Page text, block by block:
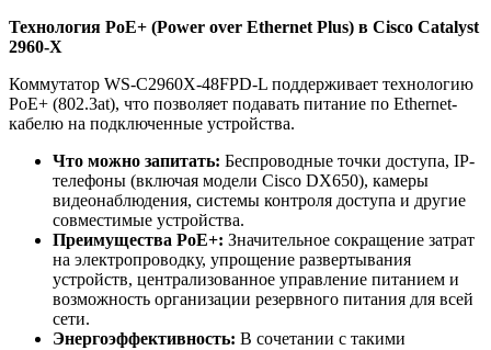
Технология PoE+ (Power over Ethernet Plus) в Cisco Catalyst
2960-X
Коммутатор WS-C2960X-48FPD-L поддерживает технологию
PoE+ (802.3at), что позволяет подавать питание по Ethernet-
кабелю на подключенные устройства.
Что можно запитать: Беспроводные точки доступа, IP-
телефоны (включая модели Cisco DX650), камеры
видеонаблюдения, системы контроля доступа и другие
совместимые устройства.
Преимущества PoE+: Значительное сокращение затрат
на электропроводку, упрощение развертывания
устройств, централизованное управление питанием и
возможность организации резервного питания для всей
сети.
Энергоэффективность: В сочетании с такими